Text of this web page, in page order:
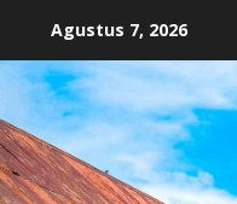
content
Agustus 7, 2026